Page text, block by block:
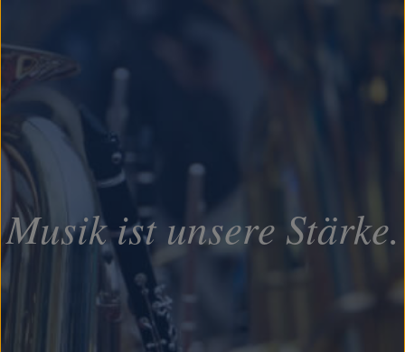
Musik ist unsere Stärke.